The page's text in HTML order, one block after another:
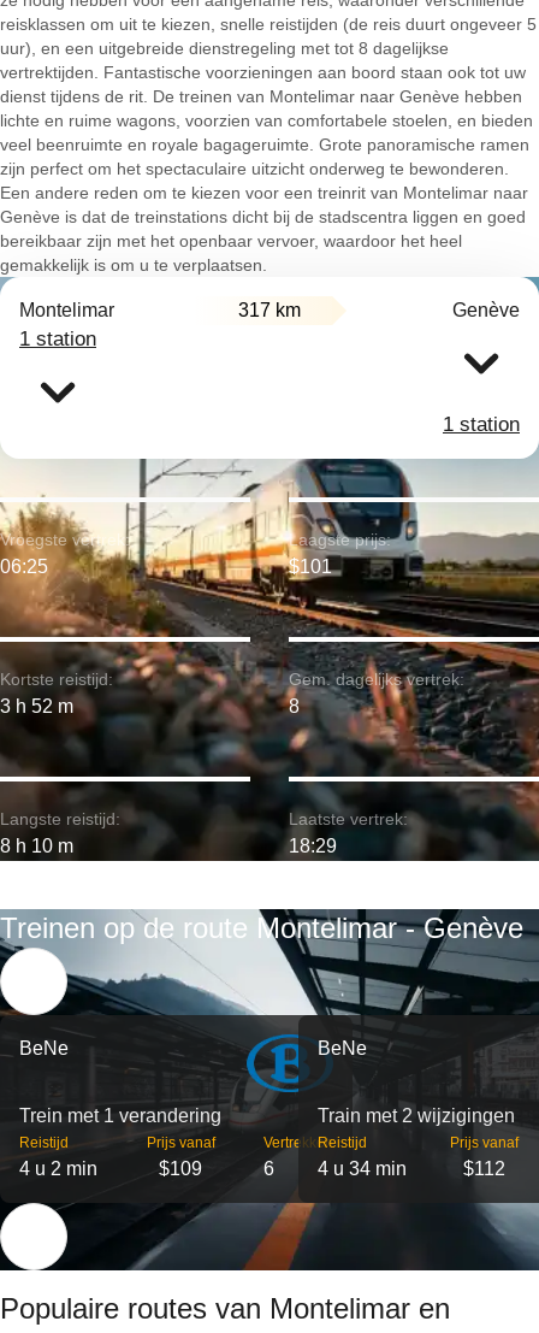
reisklassen om uit te kiezen, snelle reistijden (de reis duurt ongeveer 5
uur), en een uitgebreide dienstregeling met tot 8 dagelijkse
vertrektijden. Fantastische voorzieningen aan boord staan ook tot uw
dienst tijdens de rit. De treinen van Montelimar naar Genève hebben
lichte en ruime wagons, voorzien van comfortabele stoelen, en bieden
veel beenruimte en royale bagageruimte. Grote panoramische ramen
zijn perfect om het spectaculaire uitzicht onderweg te bewonderen.
Een andere reden om te kiezen voor een treinrit van Montelimar naar
Genève is dat de treinstations dicht bij de stadscentra liggen en goed
bereikbaar zijn met het openbaar vervoer, waardoor het heel
gemakkelijk is om u te verplaatsen.
Montelimar 317 km Genève
1 station
1 station
Kortste reistijd:
3 h 52 m
Vroegste vertrek:
06:25
Langste reistijd:
8 h 10 m
Laagste prijs:
$101
Gem. dagelijks vertrek:
8
Laatste vertrek:
18:29
Treinen op de route Montelimar - Genève
BeNe
Trein met 1 verandering
Reistijd
4 u 2 min
Prijs vanaf
$109
Vertrekken
6
BeNe
Train met 2 wijzigingen
Reistijd
4 u 34 min
Prijs vanaf
$112
Populaire routes van Montelimar en